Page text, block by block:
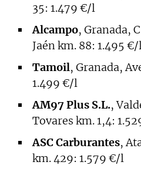
35: 1.479 €/l
Alcampo, Granada,
Jaén km. 88: 1.495
Tamoil, Granada,
1.499 €/l
AM97 Plus S.L.,
Tovares km. 1,4:
ASC Carburantes,
km. 429: 1.579 €/l